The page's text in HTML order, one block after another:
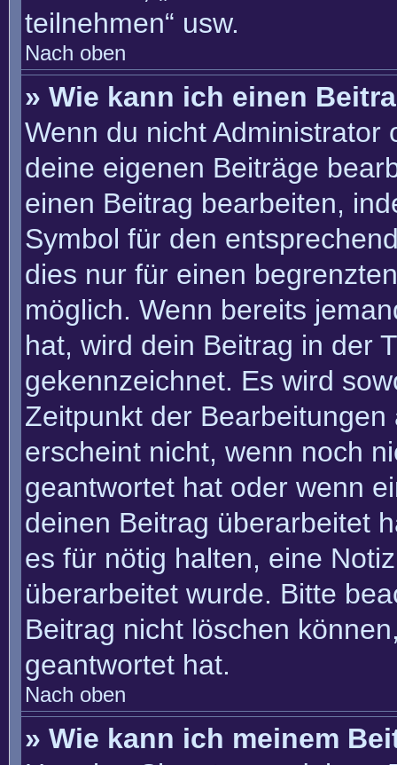
teilnehmen“ usw.
Nach oben
» Wie kann ich einen
Wenn du nicht
deine eigenen Beiträge
einen Beitrag bearbeiten,
Symbol für den
dies nur für einen
möglich. Wenn bereits
hat, wird dein Beitrag in der
gekennzeichnet. Es wird
Zeitpunkt der
erscheint nicht, wenn noch
geantwortet hat oder wenn
deinen Beitrag überarbeitet
es für nötig halten, eine
überarbeitet wurde. Bitte
Beitrag nicht löschen
geantwortet hat.
Nach oben
» Wie kann ich meinem